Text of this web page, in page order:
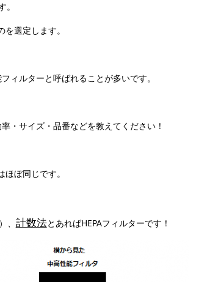
選定します。
ィルターと呼ばれることが多いです。
・サイズ・品番などを教えてください！
ぼ同じです。
計数法とあればHEPAフィルターです！